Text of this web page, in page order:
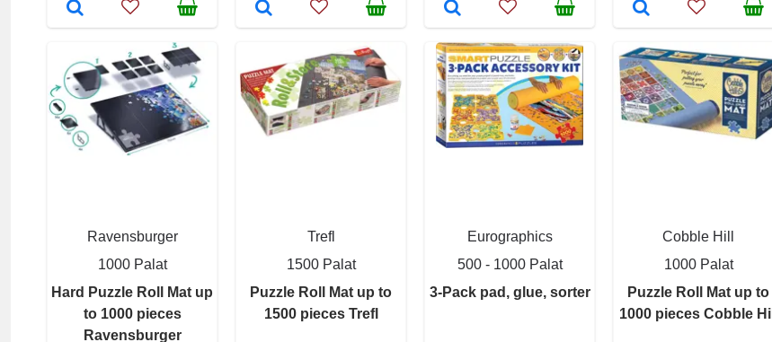
Ravensburger
1000 Palat
Hard Puzzle Roll Mat up
to 1000 pieces
Ravensburger
Trefl
1500 Palat
Puzzle Roll Mat up to
1500 pieces Trefl
Eurographics
500 - 1000 Palat
3-Pack pad, glue, sorter
Cobble Hill
1000 Palat
Puzzle Roll Mat up to
1000 pieces Cobble Hill